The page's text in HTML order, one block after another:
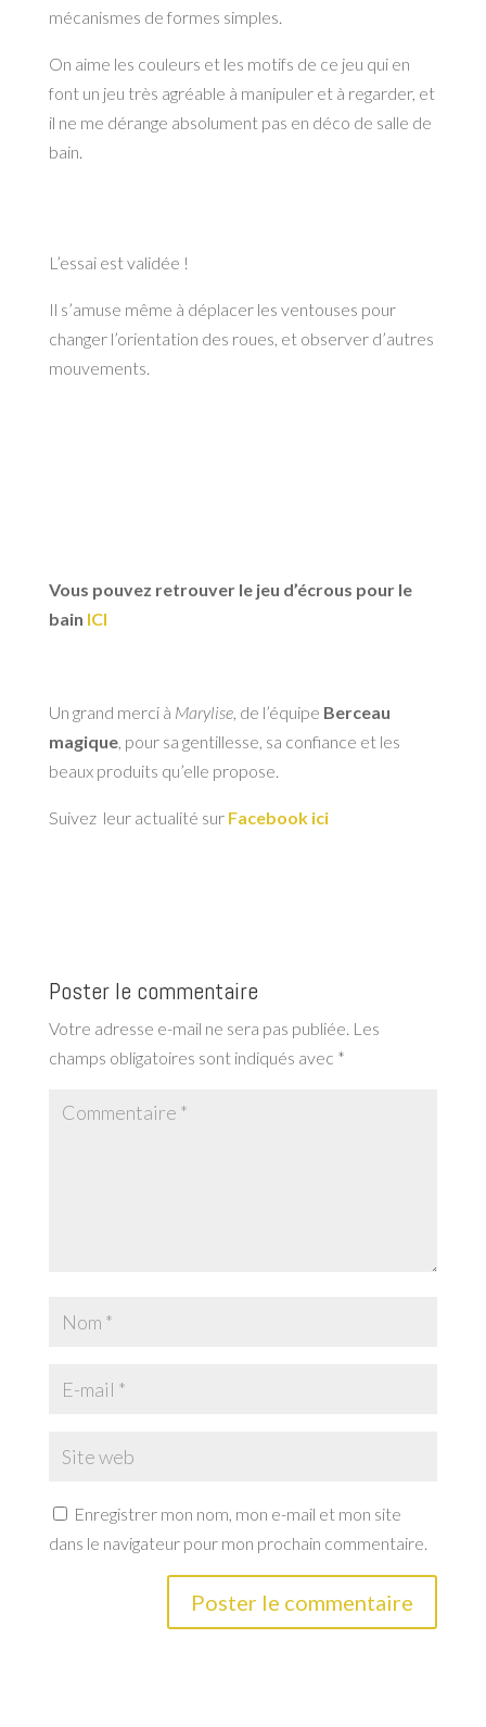
mécanismes de formes simples.
On aime les couleurs et les motifs de ce jeu qui en
font un jeu très agréable à manipuler et à regarder, et
il ne me dérange absolument pas en déco de salle de
bain.
L’essai est validée !
Il s’amuse même à déplacer les ventouses pour
changer l’orientation des roues, et observer d’autres
mouvements.
Vous pouvez retrouver le jeu d’écrous pour le
bain ICI
Un grand merci à Marylise, de l’équipe Berceau
magique, pour sa gentillesse, sa confiance et les
beaux produits qu’elle propose.
Suivez leur actualité sur Facebook ici
Poster le commentaire
Votre adresse e-mail ne sera pas publiée. Les
champs obligatoires sont indiqués avec *
Enregistrer mon nom, mon e-mail et mon site
dans le navigateur pour mon prochain commentaire.